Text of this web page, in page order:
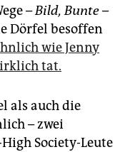
–Bild, Bunte–
Dörfel besoffen
wie Jenny
tat.
als auch die
– zwei
Society-Leute